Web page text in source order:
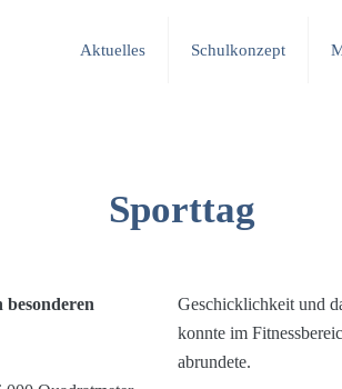
Aktuelles Schulkonzept
Sporttag
Geschicklichkeit und
konnte im
abrundete.